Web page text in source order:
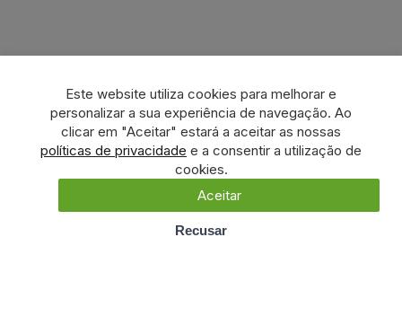
Este website utiliza cookies para melhorar e
personalizar a sua experiência de navegação. Ao
clicar em "Aceitar" estará a aceitar as nossas
políticas de privacidade e a consentir a utilização de
cookies.
Aceitar
Recusar